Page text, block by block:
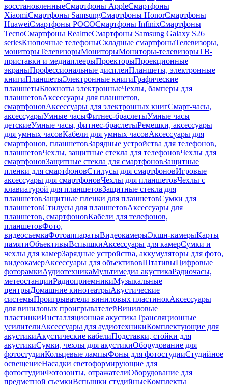
восстановленныеСмартфоны AppleСмартфоны
XiaomiСмартфоны SamsungСмартфоны HonorСмартфоны
HuaweiСмартфоны POCOСмартфоны InfinixСмартфоны
TecnoСмартфоны RealmeСмартфоны Samsung Galaxy S26
seriesКнопочные телефоныСкладные смартфоныТелевизоры,
мониторыТелевизорыМониторыМониторы-телевизорыТВ-
приставки и медиаплеерыПроекторыПроекционные
экраныПрофессиональные дисплеиПланшеты, электронные
книгиПланшетыЭлектронные книгиГрафические
планшетыБлокноты электронныеЧехлы, бамперы для
планшетовАксессуары для планшетов,
смартфоновАксессуары для электронных книгСмарт-часы,
аксессуарыУмные часыФитнес-браслетыУмные часы
детскиеУмные часы, фитнес-браслетыРемешки, аксессуары
для умных часовКабели для умных часовАксессуары для
смартфонов, планшетовЗарядные устройства для телефонов,
планшетовЧехлы, защитные стекла для телефоновЧехлы для
смартфоновЗащитные стекла для смартфоновЗащитные
пленки для смартфоновСтилусы для смартфоновИгровые
аксессуары для смартфоновЧехлы для планшетовЧехлы с
клавиатурой для планшетовЗащитные стекла для
планшетовЗащитные пленки для планшетовСумки для
планшетовСтилусы для планшетовАксессуары для
планшетов, смартфоновКабели для телефонов,
планшетовФото,
видеосъемкаФотоаппаратыВидеокамерыЭкшн-камерыКарты
памятиОбъективыВспышкиАксессуары для камерСумки и
чехлы для камерЗарядные устройства, аккумуляторы для фото,
видеокамерАксессуары для объективовШтативыЦифровые
фоторамкиАудиотехникаМультимедиа акустикаРадиочасы,
метеостанцииРадиоприемникиМузыкальные
центрыДомашние кинотеатрыАкустические
системыПроигрыватели виниловых пластинокАксессуары
для виниловых проигрывателейВиниловые
пластинкиИнсталляционная акустикаТрансляционные
усилителиАксессуары для аудиотехникиКомплектующие для
акустикиАкустические кабелиПодставки, стойки для
акустикиСумки, чехлы для акустикиОборудование для
фотостудииКольцевые лампыФоны для фотостудииСтудийное
освещениеНасадки светоформирующие для
фотостудииФотозонты, отражателиОборудование для
предметной съемкиВспышки студийныеКомплекты